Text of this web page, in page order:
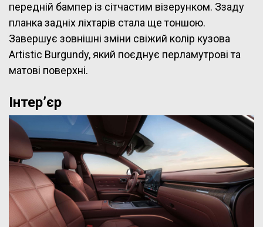
передній бампер із сітчастим візерунком. Ззаду
планка задніх ліхтарів стала ще тоншою.
Завершує зовнішні зміни свіжий колір кузова
Artistic Burgundy, який поєднує перламутрові та
матові поверхні.
Інтер’єр